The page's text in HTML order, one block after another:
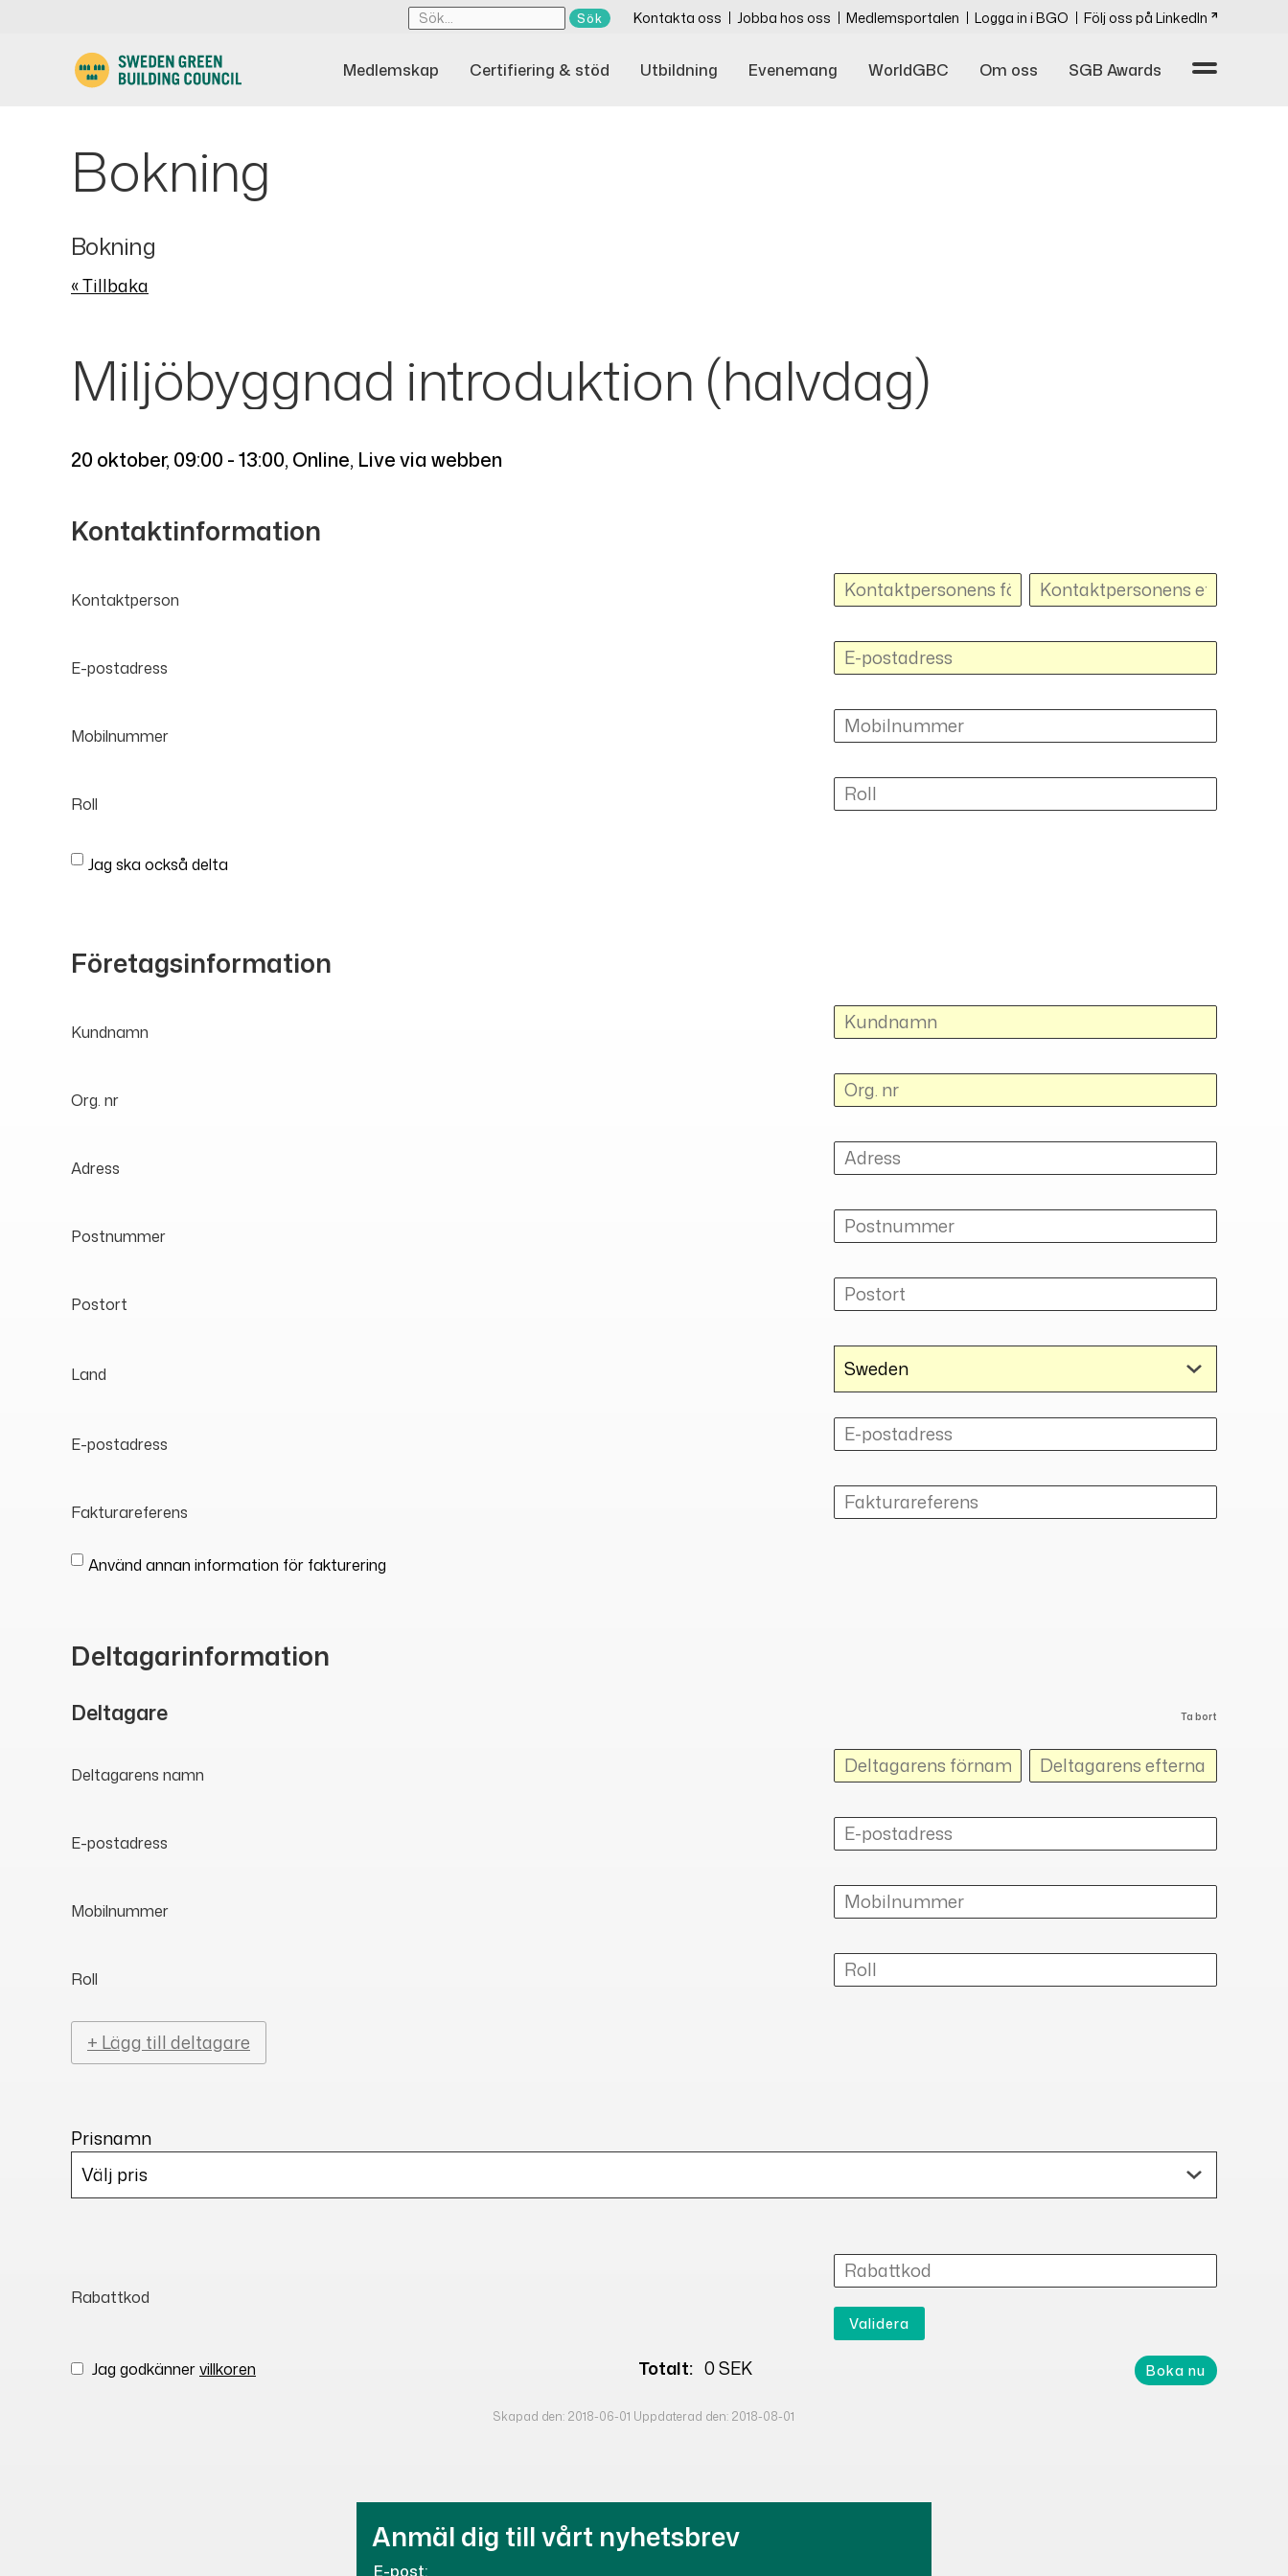
Kontakta oss Jobba hos oss Medlemsportalen Logga in i BGO Följ oss på LinkedIn
Medlemskap Certifiering & stöd Utbildning Evenemang WorldGBC Om oss SGB Awards
Bokning
Bokning
« Tillbaka
Miljöbyggnad introduktion (halvdag)
20 oktober, 09:00 - 13:00, Online, Live via webben
Kontaktinformation
Kontaktperson
E-postadress
Mobilnummer
Roll
Jag ska också delta
Företagsinformation
Kundnamn
Org. nr
Adress
Postnummer
Postort
Land
E-postadress
Fakturareferens
Använd annan information för fakturering
Deltagarinformation
Deltagare Ta bort
Deltagarens namn
E-postadress
Mobilnummer
Roll
+ Lägg till deltagare
Prisnamn
Rabattkod
Validera
Jag godkännervillkoren Totalt: 0 SEK
Skapad den: 2018-06-01 Uppdaterad den: 2018-08-01
Anmäl dig till vårt nyhetsbrev
E-post: